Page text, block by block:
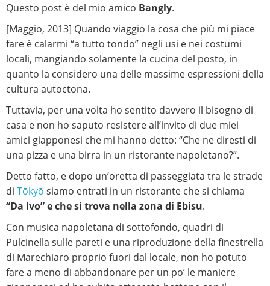
Questo post è del mio amico Bangly.
[Maggio, 2013] Quando viaggio la cosa che più mi piace
fare è calarmi “a tutto tondo” negli usi e nei costumi
locali, mangiando solamente la cucina del posto, in
quanto la considero una delle massime espressioni della
cultura autoctona.
Tuttavia, per una volta ho sentito davvero il bisogno di
casa e non ho saputo resistere all’invito di due miei
amici giapponesi che mi hanno detto: “Che ne diresti di
una pizza e una birra in un ristorante napoletano?”.
Detto fatto, e dopo un’oretta di passeggiata tra le strade
di Tōkyō siamo entrati in un ristorante che si chiama
“Da Ivo” e che si trova nella zona di Ebisu.
Con musica napoletana di sottofondo, quadri di
Pulcinella sulle pareti e una riproduzione della finestrella
di Marechiaro proprio fuori dal locale, non ho potuto
fare a meno di abbandonare per un po’ le maniere